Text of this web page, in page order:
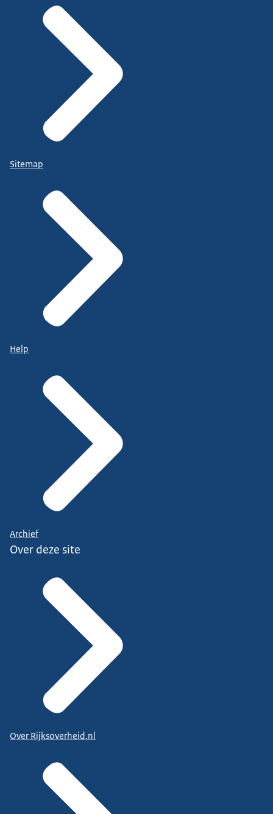
Sitemap
Help
Archief
Over deze site
Over Rijksoverheid.nl